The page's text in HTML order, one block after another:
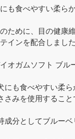
も食べやすい柔ら
ために、目の健康
インを配合しました
イオガムソフト ブル
にも食べやすい柔ら
さみを使用すること
成分としてブルー